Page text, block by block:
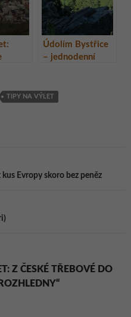
Údolím Bystřice
– jednodenní
TIPY NA VÝLET
Evropy skoro bez peněz
Z ČESKÉ TŘEBOVÉ DO